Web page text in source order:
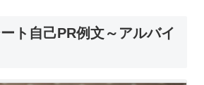
ト自己PR例文～アルバイ